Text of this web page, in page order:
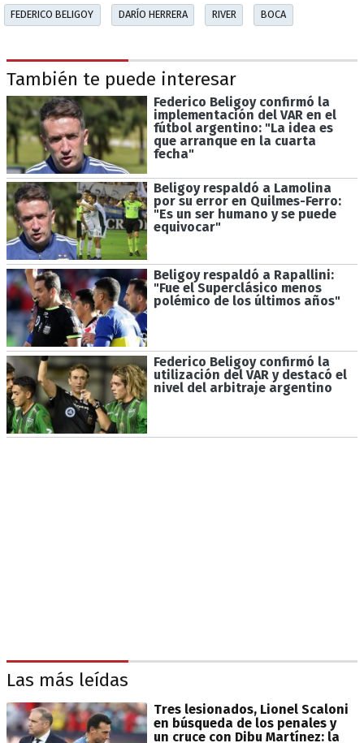
FEDERICO BELIGOY DARÍO HERRERA RIVER BOCA
También te puede interesar
Federico Beligoy confirmó la
implementación del VAR en el
fútbol argentino: "La idea es
que arranque en la cuarta
fecha"
Beligoy respaldó a Lamolina
por su error en Quilmes-Ferro:
"Es un ser humano y se puede
equivocar"
Beligoy respaldó a Rapallini:
"Fue el Superclásico menos
polémico de los últimos años"
Federico Beligoy confirmó la
utilización del VAR y destacó el
nivel del arbitraje argentino
Las más leídas
Tres lesionados, Lionel Scaloni
en búsqueda de los penales y
un cruce con Dibu Martínez: la